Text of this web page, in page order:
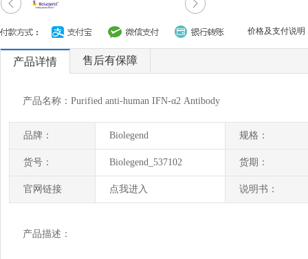
价格及支付说明
产品详情 售后有保障
产品名称：Purified anti-human IFN-α2 Antibody
品牌： Biolegend 规格：
货号： Biolegend_537102 货期：
官网链接 点我进入 说明书：
产品描述：